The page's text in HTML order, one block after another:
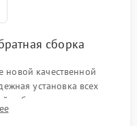
сборка
новой качественной
установка всех
кабель-менеджмент для
воздуха внутри